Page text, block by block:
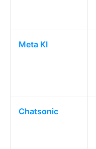
Meta KI
Chatsonic